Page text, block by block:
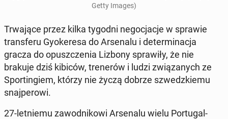
Getty Images)
Tr­wa­jące przez kilka tygodni ne­goc­jac­je w sprawie
trans­feru Gyok­ere­sa do Ar­se­nalu i de­ter­mi­nac­ja
gracza do opuszczenia Lizbony spraw­iły, że nie
brakuje dziś kibiców, tren­erów i ludzi związanych ze
Sportingiem, którzy nie życzą dobrze szwedzkiemu
sna­jper­owi.
27-let­niemu za­wod­nikowi Ar­se­nalu wielu Por­tu­gal­